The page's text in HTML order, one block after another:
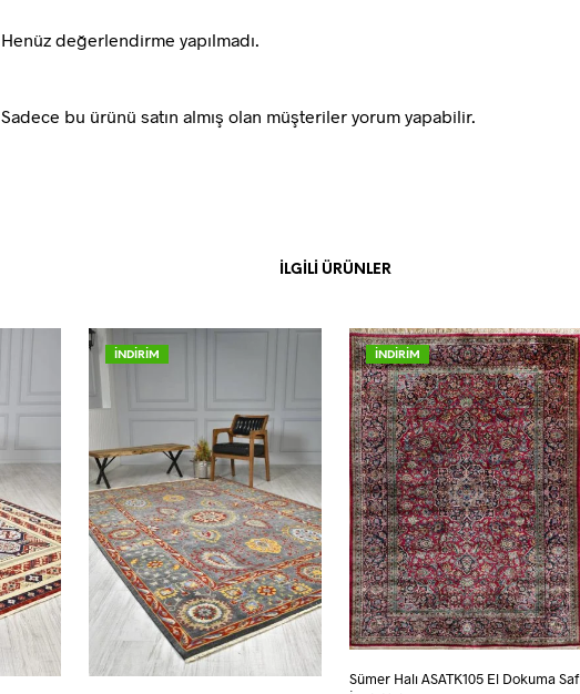
Henüz değerlendirme yapılmadı.
Sadece bu ürünü satın almış olan müşteriler yorum yapabilir.
İLGILI ÜRÜNLER
İNDİRİM İNDİRİM
Sümer Halı ASATK105 El Dokuma Saf